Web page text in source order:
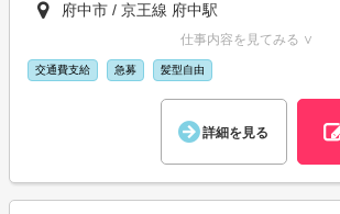
府中市 / 京王線 府中駅
仕事内容を見てみる ∨
交通費支給 急募 髪型自由
詳細を見る